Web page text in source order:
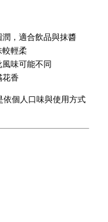
，適合飲品與抹醬
輕柔
味可能不同
香
個人口味與使用方式